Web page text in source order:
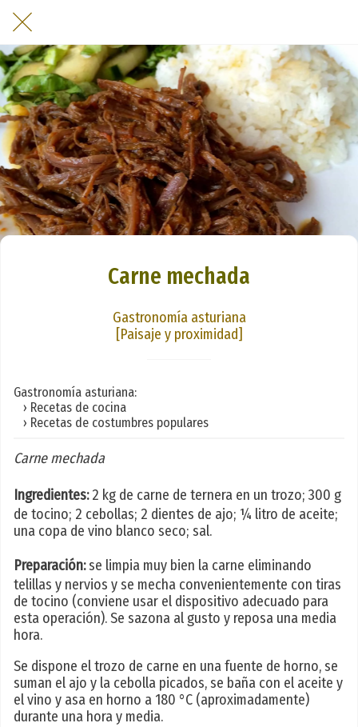
Carne mechada
Gastronomía asturiana
[Paisaje y proximidad]
Gastronomía asturiana:
› Recetas de cocina
› Recetas de costumbres populares
Carne mechada
Ingredientes:2 kg de carne de ternera en un trozo; 300 g
de tocino; 2 cebollas; 2 dientes de ajo; ¼ litro de aceite;
una copa de vino blanco seco; sal.
Preparación:se limpia muy bien la carne eliminando
telillas y nervios y se mecha convenientemente con tiras
de tocino (conviene usar el dispositivo adecuado para
esta operación). Se sazona al gusto y reposa una media
hora.
Se dispone el trozo de carne en una fuente de horno, se
suman el ajo y la cebolla picados, se baña con el aceite y
el vino y asa en horno a 180 °C (aproximadamente)
durante una hora y media.